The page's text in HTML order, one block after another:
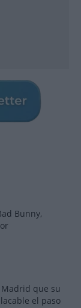
Bunny,
que su
el paso